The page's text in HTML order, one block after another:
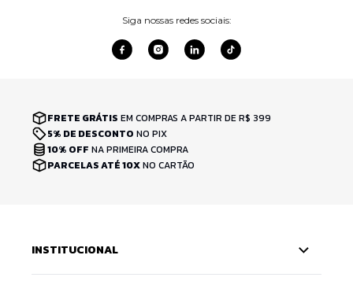
Siga nossas redes sociais:
FRETE GRÁTIS EM COMPRAS A PARTIR DE R$ 399
5% DE DESCONTO NO PIX
10% OFF NA PRIMEIRA COMPRA
PARCELAS ATÉ 10XNO CARTÃO
INSTITUCIONAL